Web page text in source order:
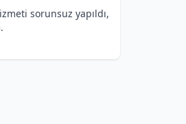
sorunsuz yapıldı,